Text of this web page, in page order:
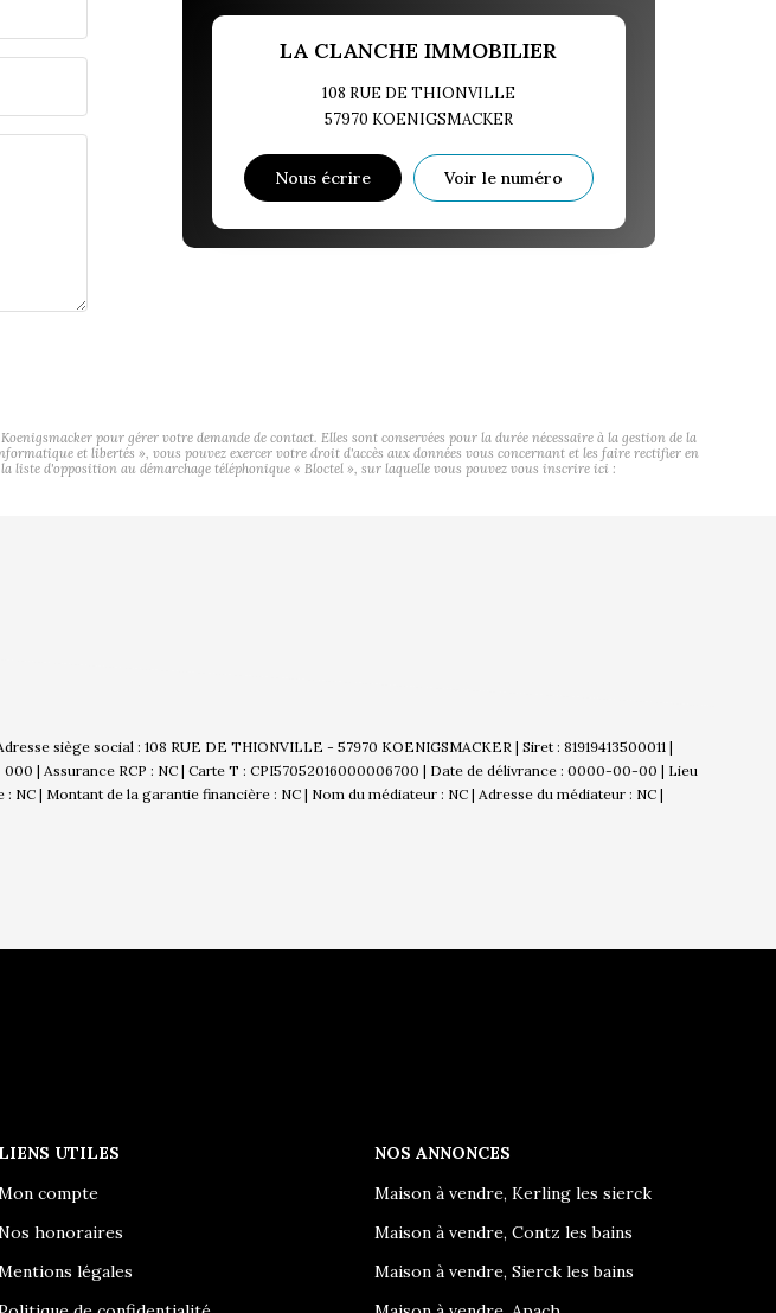
LA CLANCHE IMMOBILIER
108 RUE DE THIONVILLE
57970 KOENIGSMACKER
Nous écrire Voir le numéro
pour gérer votre demande de contact. Elles sont conservées pour la durée nécessaire à la gestion de la
et libertés », vous pouvez exercer votre droit d'accès aux données vous concernant et les faire rectifier en
d'opposition au démarchage téléphonique « Bloctel », sur laquelle vous pouvez vous inscrire ici :
siège social : 108 RUE DE THIONVILLE - 57970 KOENIGSMACKER | Siret : 81919413500011 |
| Assurance RCP : NC | Carte T : CPI57052016000006700 | Date de délivrance : 0000-00-00 | Lieu
| Montant de la garantie financière : NC | Nom du médiateur : NC | Adresse du médiateur : NC |
LIENS UTILES
compte
honoraires
légales
NOS ANNONCES
Maison à vendre, Kerling les sierck
Maison à vendre, Contz les bains
Maison à vendre, Sierck les bains